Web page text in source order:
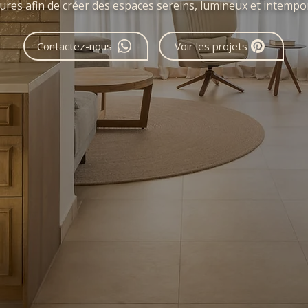
afin de créer des espaces sereins, lumineux et
Contactez-nous Voir les projets